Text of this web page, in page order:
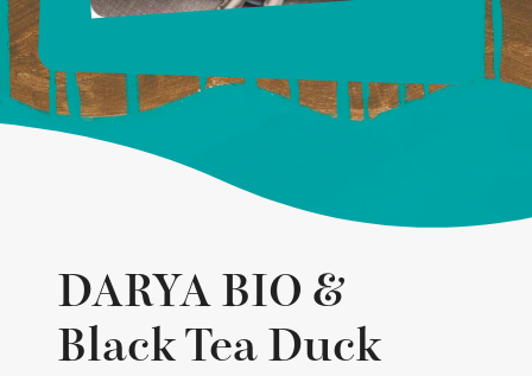
作品一覧
GALLERY
COLUMN
お知らせ
NEWS
DARYA BIO &
Black Tea Duck